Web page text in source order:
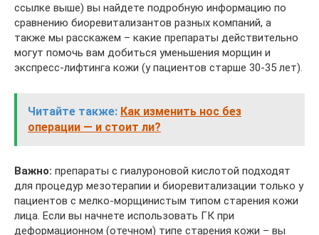
ссылке выше) вы найдете подробную информацию по
сравнению биоревитализантов разных компаний, а
также мы расскажем – какие препараты действительно
могут помочь вам добиться уменьшения морщин и
экспресс-лифтинга кожи (у пациентов старше 30-35 лет).
Читайте также: Как изменить нос без
операции — и стоит ли?
Важно: препараты с гиалуроновой кислотой подходят
для процедур мезотерапии и биоревитализации только у
пациентов с мелко-морщинистым типом старения кожи
лица. Если вы начнете использовать ГК при
деформационном (отечном) типе старения кожи – вы